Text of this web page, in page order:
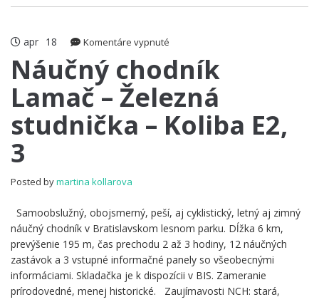
apr 18 Komentáre vypnuté
chodník
–
Železná
studnička
Náučný chodník
Lamač – Železná
studnička – Koliba E2,
3
Posted bymartina kollarova
Samoobslužný, obojsmerný, peší, aj cyklistický, letný aj zimný
náučný chodník v Bratislavskom lesnom parku. Dĺžka 6 km,
prevýšenie 195 m, čas prechodu 2 až 3 hodiny, 12 náučných
zastávok a 3 vstupné informačné panely so všeobecnými
informáciami. Skladačka je k dispozícii v BIS. Zameranie
prírodovedné, menej historické. Zaujímavosti NCH: stará,